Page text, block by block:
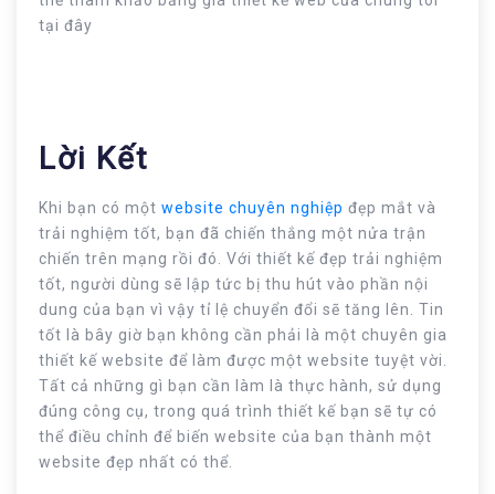
tại đây
Lời Kết
Khi bạn có một website chuyên nghiệp đẹp mắt và
trải nghiệm tốt, bạn đã chiến thắng một nửa trận
chiến trên mạng rồi đó. Với thiết kế đẹp trải nghiệm
tốt, người dùng sẽ lập tức bị thu hút vào phần nội
dung của bạn vì vậy tỉ lệ chuyển đổi sẽ tăng lên. Tin
tốt là bây giờ bạn không cần phải là một chuyên gia
thiết kế website để làm được một website tuyệt vời.
Tất cả những gì bạn cần làm là thực hành, sử dụng
đúng công cụ, trong quá trình thiết kế bạn sẽ tự có
thể điều chỉnh để biến website của bạn thành một
website đẹp nhất có thể.